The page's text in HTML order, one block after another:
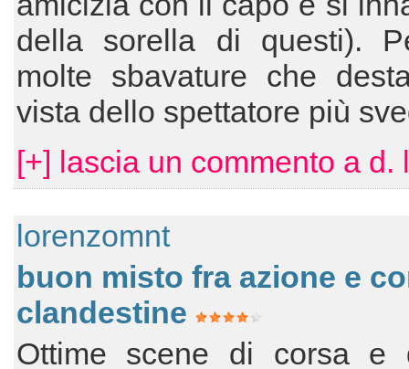
della sorella di questi).
molte sbavature che
vista dello spettatore più
[+] lascia un commento a d.
lorenzomnt
buon misto fra azione e
clandestine
Ottime scene di corsa e